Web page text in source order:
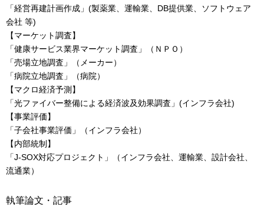
「経営再建計画作成」(製薬業、運輸業、DB提供業、ソフトウェア
会社 等)
【マーケット調査】
「健康サービス業界マーケット調査」（ＮＰＯ）
「売場立地調査」（メーカー）
「病院立地調査」（病院）
【マクロ経済予測】
「光ファイバー整備による経済波及効果調査」(インフラ会社)
【事業評価】
「子会社事業評価」（インフラ会社）
【内部統制】
「J-SOX対応プロジェクト」（インフラ会社、運輸業、設計会社、
流通業）
執筆論文・記事